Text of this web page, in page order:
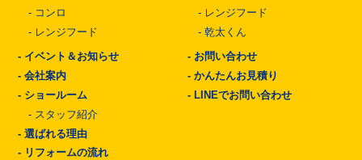
- コンロ
- レンジフード
- レンジフード
-乾太くん
- イベント＆お知らせ
- 会社案内
- ショールーム
- スタッフ紹介
- 選ばれる理由
- リフォームの流れ
- お問い合わせ
-かんたんお見積り
- LINEでお問い合わせ